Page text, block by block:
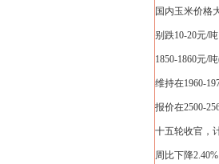
国内玉米价格
别跌10-20元/
1850-1860元/
维持在1960-
报价在2500-
十五轮收官，
周比下降